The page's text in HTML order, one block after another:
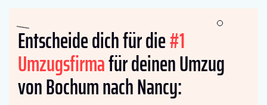
Entscheide dich für die#1
Umzugsfirmafür deinen Umzug
von Bochum nach Nancy: